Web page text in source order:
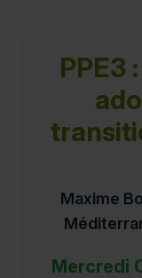
PPE3
Maxime
Mercredi